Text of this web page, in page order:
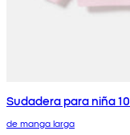
Sudadera para niña
de manga larga